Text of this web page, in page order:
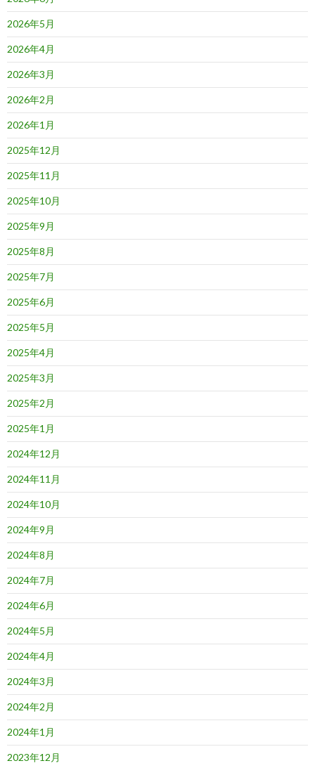
2026年5月
2026年4月
2026年3月
2026年2月
2026年1月
2025年12月
2025年11月
2025年10月
2025年9月
2025年8月
2025年7月
2025年6月
2025年5月
2025年4月
2025年3月
2025年2月
2025年1月
2024年12月
2024年11月
2024年10月
2024年9月
2024年8月
2024年7月
2024年6月
2024年5月
2024年4月
2024年3月
2024年2月
2024年1月
2023年12月